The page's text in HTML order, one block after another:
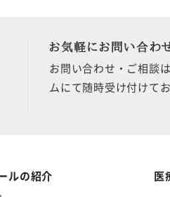
お気軽にお問い合わせ
お問い合わせ・ご相談
ムにて随時受け付けてお
ルの紹介 医